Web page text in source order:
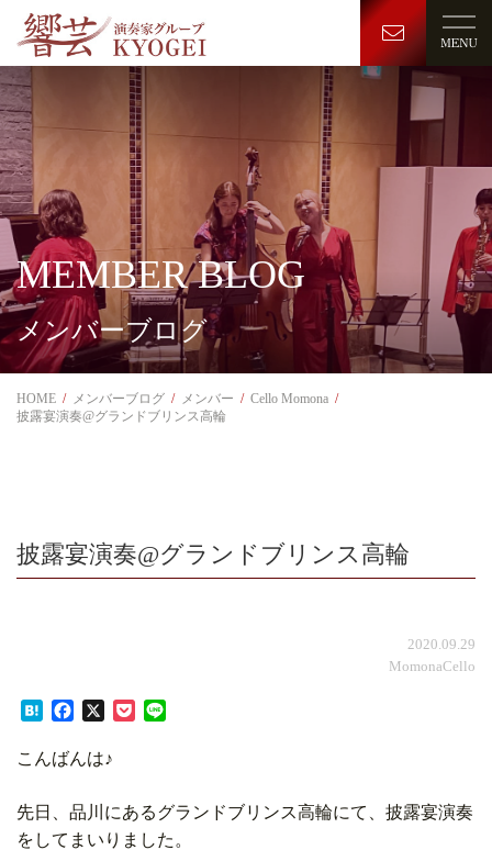
MEMBER BLOG
メンバーブログ
HOME メンバーブログ メンバー
Cello Momona
披露宴演奏@グランドブリンス高輪
披露宴演奏@グランドブリンス高輪
2020.09.29
MomonaCello
HatenaFacebook
X Pocket
こんばんは♪
先日、品川にあるグランドブリンス高輪にて、披露宴演奏
をしてまいりました。